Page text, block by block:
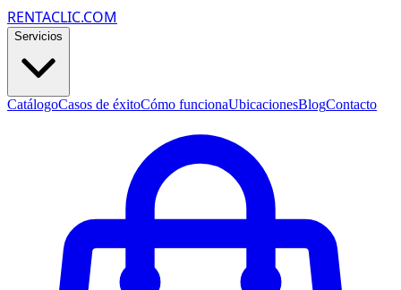
RENTACLIC.COM
Servicios
CatálogoCasos de éxitoCómo funcionaUbicacionesBlogContacto